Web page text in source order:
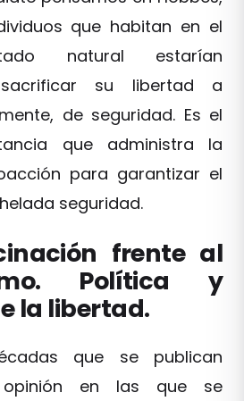
que habitan en el
natural estarían
su libertad a
de seguridad. Es el
que administra la
para garantizar el
seguridad.
frente al
Política y
la libertad.
que se publican
opinión en las que se